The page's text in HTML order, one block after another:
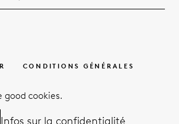
CONDITIONS GÉNÉRALES
good cookies.
Infos sur la confidentialité